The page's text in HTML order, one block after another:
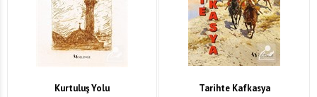
Kurtuluş Yolu Tarihte Kafkasya